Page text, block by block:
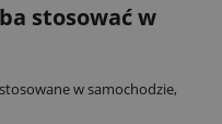
stosować w
w samochodzie,